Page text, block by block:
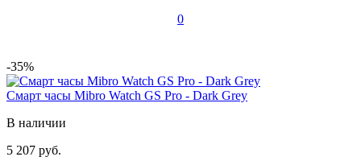
0
-35%
Смарт часы Mibro Watch GS Pro - Dark Grey
В наличии
5 207 руб.